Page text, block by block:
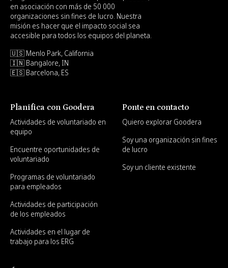
en asociación con más de 50 000
organizaciones sin fines de lucro. Nuestra
misión es hacer que el impacto social sea
accesible para todos los equipos del planeta.
🇺🇸 Menlo Park, California
🇮🇳 Bangalore, IN
🇪🇸 Barcelona, ES
Planifica con Goodera
Actividades de voluntariado en
equipo
Encuentre oportunidades de
voluntariado
Programas de voluntariado
para empleados
Actividades de participación
de los empleados
Actividades en el lugar de
trabajo para los ERG
Ponte en contacto
Quiero explorar Goodera
Soy una organización sin fines
de lucro
Soy un cliente existente